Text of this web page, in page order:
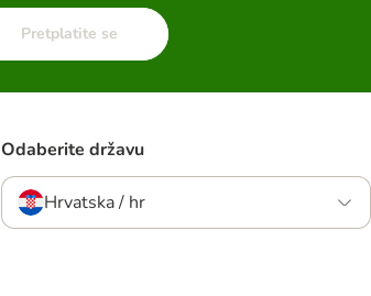
Pretplatite se
Odaberite državu
Hrvatska / hr